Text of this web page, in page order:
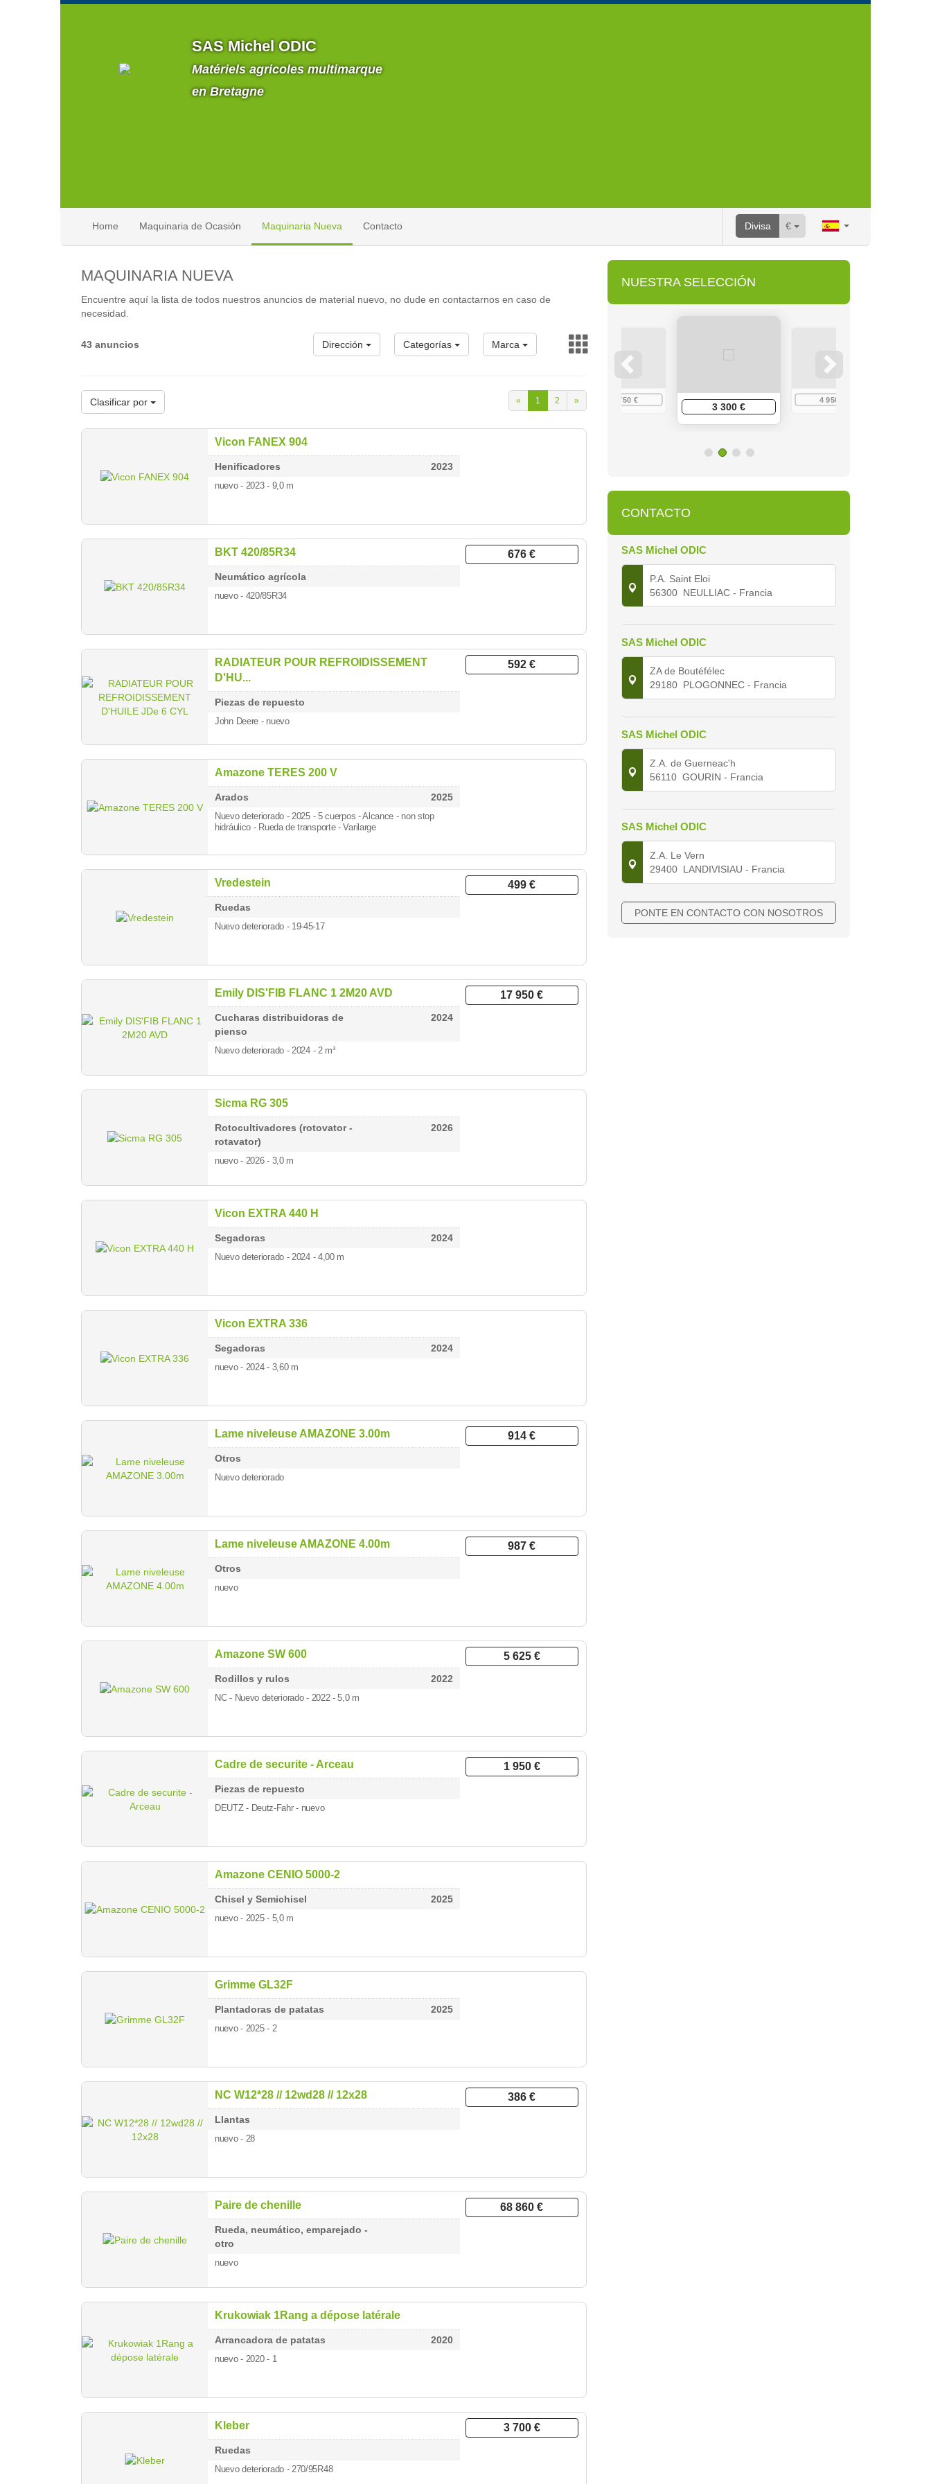
SAS Michel ODIC
Matériels agricoles multimarque
en Bretagne
Divisa €
Home Maquinaria de Ocasión Maquinaria Nueva Contacto
MAQUINARIA NUEVA
Encuentre aquí la lista de todos nuestros anuncios de material nuevo, no dude en contactarnos en caso de
necesidad.
43 anuncios Dirección Categorías Marca
Clasificar por « 1 2 »
Vicon FANEX 904
Henificadores 2023
nuevo - 2023- 9,0 m
BKT 420/85R34
Neumático agrícola
nuevo - 420/85R34
676 €
RADIATEUR POUR REFROIDISSEMENT
D'HU...
Piezas de repuesto
John Deere - nuevo
592 €
Amazone TERES 200 V
Arados 2025
Nuevo deteriorado - 2025 - 5 cuerpos - Alcance - non stop
hidráulico - Rueda de transporte - Varilarge
Vredestein
Ruedas
Nuevo deteriorado - 19-45-17
499 €
Emily DIS'FIB FLANC 1 2M20 AVD
Cucharas distribuidoras de
pienso
2024
Nuevo deteriorado - 2024 - 2 m³
17 950 €
Sicma RG 305
Rotocultivadores (rotovator -
rotavator)
2026
nuevo - 2026- 3,0 m
Vicon EXTRA 440 H
Segadoras 2024
Nuevo deteriorado - 2024 - 4,00 m
Vicon EXTRA 336
Segadoras 2024
nuevo - 2024- 3,60 m
Lame niveleuse AMAZONE 3.00m
Otros
Nuevo deteriorado
914 €
Lame niveleuse AMAZONE 4.00m
Otros
nuevo
987 €
Amazone SW 600
Rodillos y rulos 2022
NC - Nuevo deteriorado- 2022 - 5,0 m
5 625 €
Cadre de securite - Arceau
Piezas de repuesto
DEUTZ - Deutz-Fahr- nuevo
1 950 €
Amazone CENIO 5000-2
Chisel y Semichisel 2025
nuevo - 2025- 5,0 m
Grimme GL32F
Plantadoras de patatas 2025
nuevo - 2025- 2
NC W12*28 // 12wd28 // 12x28
Llantas
nuevo - 28
386 €
Paire de chenille
Rueda, neumático, emparejado -
otro
nuevo
68 860 €
Krukowiak 1Rang a dépose latérale
Arrancadora de patatas 2020
nuevo - 2020- 1
Kleber
Ruedas
Nuevo deteriorado - 270/95R48
3 700 €
NUESTRA SELECCIÓN
6 900 € 8 750 €
3 300 €
4 950 €
CONTACTO
SAS Michel ODIC
P.A. Saint Eloi
56300 NEULLIAC - Francia
SAS Michel ODIC
ZA de Boutéfélec
29180 PLOGONNEC - Francia
SAS Michel ODIC
Z.A. de Guerneac'h
56110 GOURIN - Francia
SAS Michel ODIC
Z.A. Le Vern
29400 LANDIVISIAU - Francia
PONTE EN CONTACTO CON NOSOTROS